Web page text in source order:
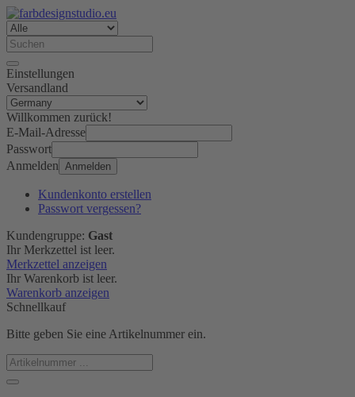
Einstellungen
Versandland
Willkommen zurück!
E-Mail-Adresse
Passwort
Anmelden Anmelden
Kundenkonto erstellen
Passwort vergessen?
Kundengruppe: Gast
Ihr Merkzettel ist leer.
Merkzettel anzeigen
Ihr Warenkorb ist leer.
Warenkorb anzeigen
Schnellkauf
Bitte geben Sie eine Artikelnummer ein.